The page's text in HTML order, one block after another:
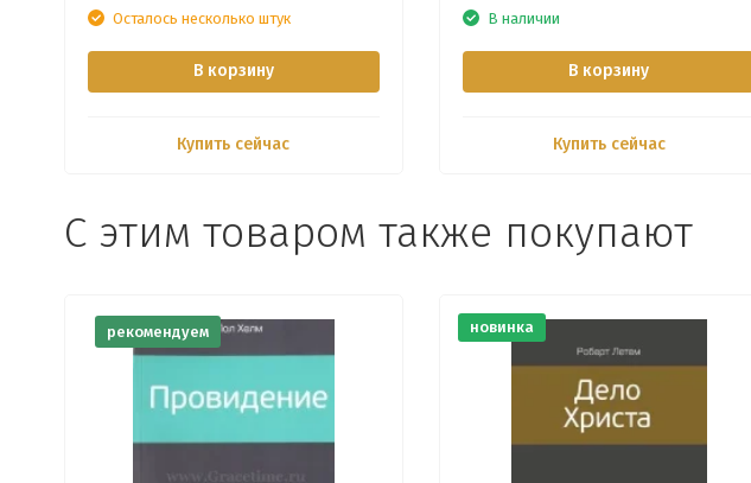
Осталось несколько штук
В корзину
Купить сейчас
В наличии
В корзину
Купить сейчас
С этим товаром также покупают
рекомендуем новинка